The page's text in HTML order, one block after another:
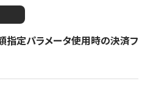
指定パラメータ使用時の決済フ